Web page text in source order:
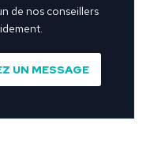
de nos conseillers
UN MESSAGE